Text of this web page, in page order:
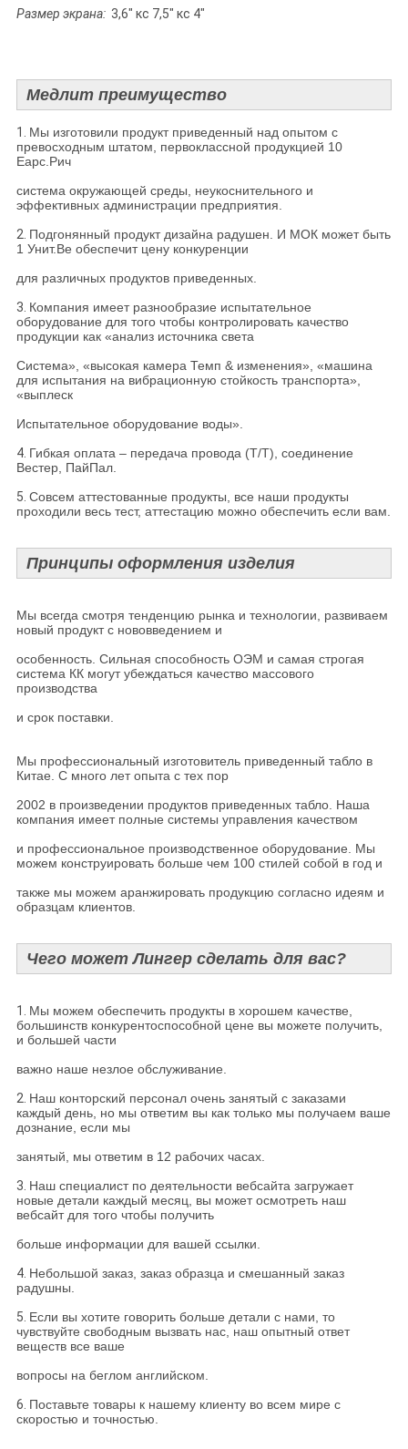
Размер экрана:3,6" кс 7,5" кс 4"
Медлит преимущество
1. Мы изготовили продукт приведенный над опытом с
превосходным штатом, первоклассной продукцией 10
Еарс.Рич
система окружающей среды, неукоснительного и
эффективных администрации предприятия.
2. Подгонянный продукт дизайна радушен. И МОК может быть
1 Унит.Ве обеспечит цену конкуренции
для различных продуктов приведенных.
3. Компания имеет разнообразие испытательное
оборудование для того чтобы контролировать качество
продукции как «анализ источника света
Система», «высокая камера Темп & изменения», «машина
для испытания на вибрационную стойкость транспорта»,
«выплеск
Испытательное оборудование воды».
4. Гибкая оплата – передача провода (Т/Т), соединение
Вестер, ПайПал.
5. Совсем аттестованные продукты, все наши продукты
проходили весь тест, аттестацию можно обеспечить если вам.
Принципы оформления изделия
Мы всегда смотря тенденцию рынка и технологии, развиваем
новый продукт с нововведением и
особенность. Сильная способность ОЭМ и самая строгая
система КК могут убеждаться качество массового
производства
и срок поставки.
Мы профессиональный изготовитель приведенный табло в
Китае. С много лет опыта с тех пор
2002 в произведении продуктов приведенных табло. Наша
компания имеет полные системы управления качеством
и профессиональное производственное оборудование. Мы
можем конструировать больше чем 100 стилей собой в год и
также мы можем аранжировать продукцию согласно идеям и
образцам клиентов.
Чего может Лингер сделать для вас?
1. Мы можем обеспечить продукты в хорошем качестве,
большинств конкурентоспособной цене вы можете получить,
и большей части
важно наше незлое обслуживание.
2. Наш конторский персонал очень занятый с заказами
каждый день, но мы ответим вы как только мы получаем ваше
дознание, если мы
занятый, мы ответим в 12 рабочих часах.
3. Наш специалист по деятельности вебсайта загружает
новые детали каждый месяц, вы может осмотреть наш
вебсайт для того чтобы получить
больше информации для вашей ссылки.
4. Небольшой заказ, заказ образца и смешанный заказ
радушны.
5. Если вы хотите говорить больше детали с нами, то
чувствуйте свободным вызвать нас, наш опытный ответ
веществ все ваше
вопросы на беглом английском.
6. Поставьте товары к нашему клиенту во всем мире с
скоростью и точностью.